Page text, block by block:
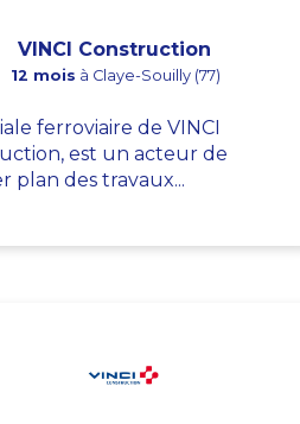
VINCI Construction
12 mois à Claye-Souilly (77)
ferroviaire de VINCI
est un acteur de
plan des travaux...